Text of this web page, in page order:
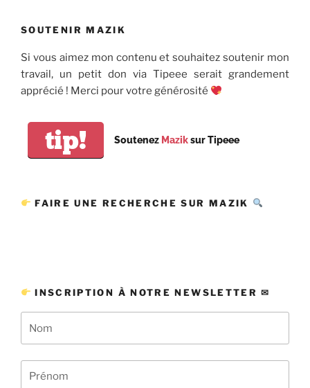
SOUTENIR MAZIK
Si vous aimez mon contenu et souhaitez soutenir mon
travail, un petit don via Tipeee serait grandement
apprécié ! Merci pour votre générosité
tip! Soutenez Maziksur Tipeee
FAIRE UNE RECHERCHE SUR MAZIK
INSCRIPTION À NOTRE NEWSLETTER ✉